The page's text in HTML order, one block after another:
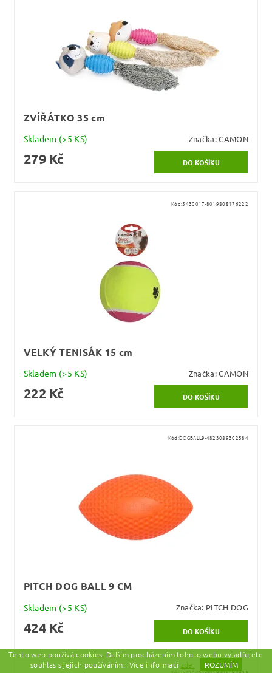
ZVÍŘÁTKO 35 cm
Skladem (>5 KS) Značka:CAMON
279 Kč
Kód:5430017-8019808176222
VELKÝ TENISÁK 15 cm
Skladem (>5 KS) Značka:CAMON
222 Kč
Kód:DOGBALL9-4823089302584
PITCH DOG BALL 9 CM
Skladem (>5 KS) Značka: PITCH DOG
424 Kč
Tento web používá cookies. Dalším procházením tohoto webu vyjadřujete
souhlas s jejich používáním.. Více informací zde. ROZUMÍM